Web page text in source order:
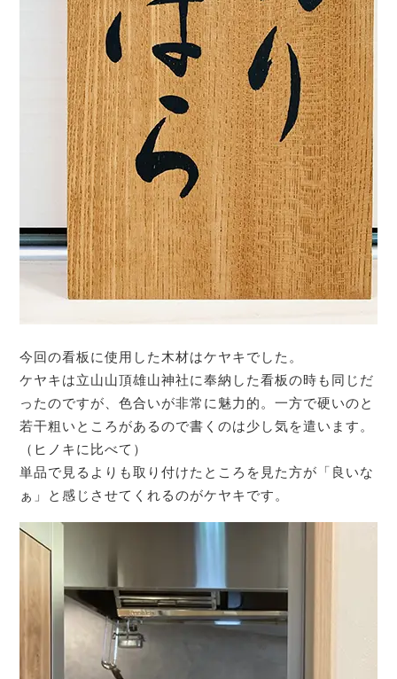
今回の看板に使用した木材はケヤキでした。
ケヤキは立山山頂雄山神社に奉納した看板の時も同じだ
ったのですが、色合いが非常に魅力的。一方で硬いのと
若干粗いところがあるので書くのは少し気を遣います。
（ヒノキに比べて）
単品で見るよりも取り付けたところを見た方が「良いな
ぁ」と感じさせてくれるのがケヤキです。